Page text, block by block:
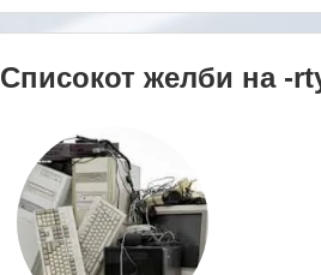
Списокот желби на -